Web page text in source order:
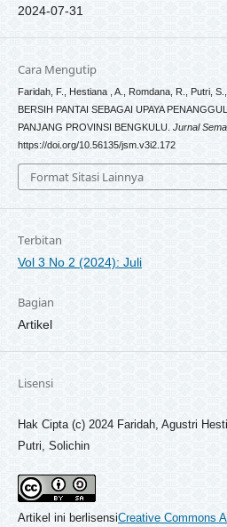
2024-07-31
Cara Mengutip
Faridah, F., Hestiana , A., Romdana, R., Putri,
BERSIH PANTAI SEBAGAI UPAYA
PANJANG PROVINSI BENGKULU. Jurnal
https://doi.org/10.56135/jsm.v3i2.172
Format Sitasi Lainnya
Terbitan
Vol 3 No 2 (2024): Juli
Bagian
Artikel
Lisensi
Hak Cipta (c) 2024 Faridah, Agustri
Putri, Solichin
Artikel ini berlisensiCreative Commons